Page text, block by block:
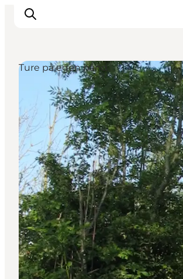
Inspiration
Vandreruter
Planlægning
Ture på egen hånd